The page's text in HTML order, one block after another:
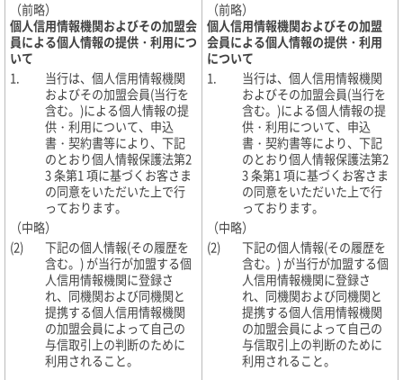
（前略）
個人信用情報機関およびその加盟会
員による個人情報の提供・利用につ
いて
1.
当行は、個人信用情報機関
およびその加盟会員(当行を
含む。)による個人情報の提
供・利用について、申込
書・契約書等により、下記
のとおり個人情報保護法第2
3 条第1 項に基づくお客さま
の同意をいただいた上で行
っております。
（中略）
(2)
下記の個人情報(その履歴を
含む。) が当行が加盟する個
人信用情報機関に登録さ
れ、同機関および同機関と
提携する個人信用情報機関
の加盟会員によって自己の
与信取引上の判断のために
利用されること。
（前略）
個人信用情報機関およびその加盟
会員による個人情報の提供・利用
について
1.
当行は、個人信用情報機関
およびその加盟会員(当行を
含む。)による個人情報の提
供・利用について、申込
書・契約書等により、下記
のとおり個人情報保護法第2
3 条第1 項に基づくお客さま
の同意をいただいた上で行
っております。
（中略）
(2)
下記の個人情報(その履歴を
含む。) が当行が加盟する個
人信用情報機関に登録さ
れ、同機関および同機関と
提携する個人信用情報機関
の加盟会員によって自己の
与信取引上の判断のために
利用されること。